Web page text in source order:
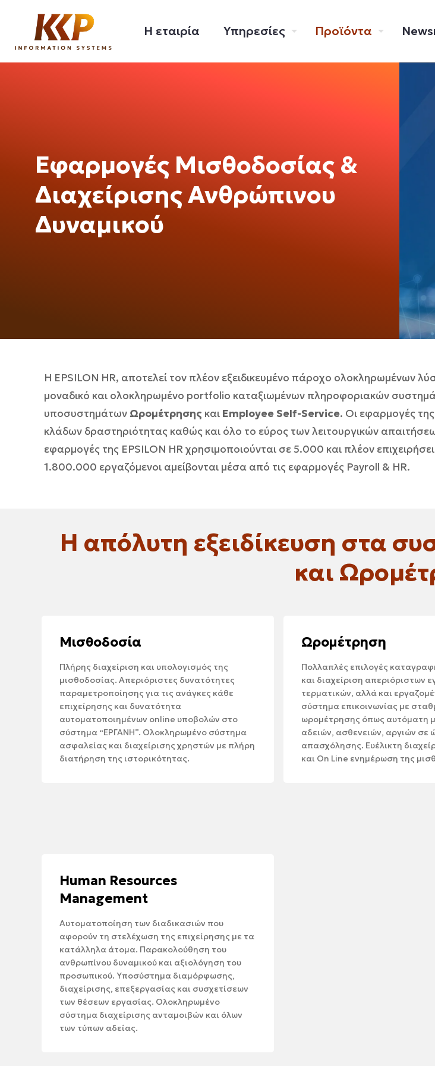
Η εταιρία Υπηρεσίες Προϊόντα
Εφαρμογές Μισθοδοσίας &
Διαχείρισης Ανθρώπινου
Δυναμικού
Η EPSILON HR, αποτελεί τον πλέον εξειδικευμένο πάροχο ολοκληρωμένων
μοναδικό και ολοκληρωμένο portfolio καταξιωμένων πληροφοριακών
υποσυστημάτων Ωρομέτρησης και Employee Self-Service. Οι εφαρμογές
κλάδων δραστηριότητας καθώς και όλο το εύρος των λειτουργικών
εφαρμογές της EPSILON HR χρησιμοποιούνται σε 5.000 και πλέον
1.800.000 εργαζόμενοι αμείβονται μέσα από τις εφαρμογές Payroll & HR.
Η απόλυτη εξειδίκευση στα
και
Μισθοδοσία
Πλήρης διαχείριση και υπολογισμός της
μισθοδοσίας. Απεριόριστες δυνατότητες
παραμετροποίησης για τις ανάγκες κάθε
επιχείρησης και δυνατότητα
αυτοματοποιημένων online υποβολών στο
σύστημα “ΕΡΓΑΝΗ”. Ολοκληρωμένο σύστημα
ασφαλείας και διαχείρισης χρηστών με πλήρη
διατήρηση της ιστορικότητας.
Ωρομέτρηση
Πολλαπλές επιλογές
και διαχείριση απεριόριστων
τερματικών, αλλά και
σύστημα επικοινωνίας με
ωρομέτρησης όπως αυτόματη
αδειών, ασθενειών, αργιών σε
απασχόλησης. Ευέλικτη
και On Line ενημέρωση της
Human Resources
Management
Αυτοματοποίηση των διαδικασιών που
αφορούν τη στελέχωση της επιχείρησης με τα
κατάλληλα άτομα. Παρακολούθηση του
ανθρωπίνου δυναμικού και αξιολόγηση του
προσωπικού. Υποσύστημα διαμόρφωσης,
διαχείρισης, επεξεργασίας και συσχετίσεων
των θέσεων εργασίας. Ολοκληρωμένο
σύστημα διαχείρισης ανταμοιβών και όλων
των τύπων αδείας.